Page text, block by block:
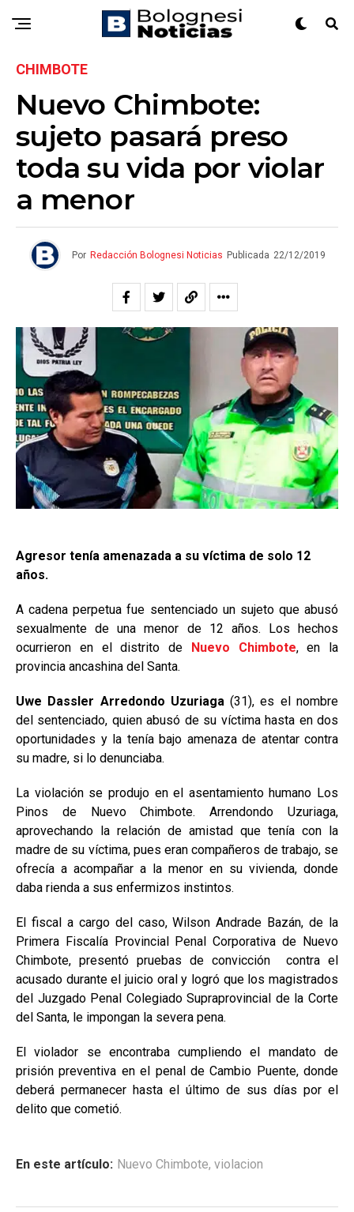
CHIMBOTE
Nuevo Chimbote:
sujeto pasará preso
toda su vida por violar
a menor
Por Redacción Bolognesi Noticias Publicada 22/12/2019
Agresor tenía amenazada a su víctima de solo 12
años.
A cadena perpetua fue sentenciado un sujeto que abusó
sexualmente de una menor de 12 años. Los hechos
ocurrieron en el distrito de Nuevo Chimbote, en la
provincia ancashina del Santa.
Uwe Dassler Arredondo Uzuriaga (31), es el nombre
del sentenciado, quien abusó de su víctima hasta en dos
oportunidades y la tenía bajo amenaza de atentar contra
su madre, si lo denunciaba.
La violación se produjo en el asentamiento humano Los
Pinos de Nuevo Chimbote. Arrendondo Uzuriaga,
aprovechando la relación de amistad que tenía con la
madre de su víctima, pues eran compañeros de trabajo, se
ofrecía a acompañar a la menor en su vivienda, donde
daba rienda a sus enfermizos instintos.
El fiscal a cargo del caso, Wilson Andrade Bazán, de la
Primera Fiscalía Provincial Penal Corporativa de Nuevo
Chimbote, presentó pruebas de convicción contra el
acusado durante el juicio oral y logró que los magistrados
del Juzgado Penal Colegiado Supraprovincial de la Corte
del Santa, le impongan la severa pena.
El violador se encontraba cumpliendo el mandato de
prisión preventiva en el penal de Cambio Puente, donde
deberá permanecer hasta el último de sus días por el
delito que cometió.
En este artículo: Nuevo Chimbote, violacion